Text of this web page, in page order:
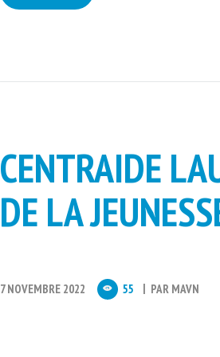
CENTRAIDE
DE LA
7 NOVEMBRE 2022 55 PAR MAVN